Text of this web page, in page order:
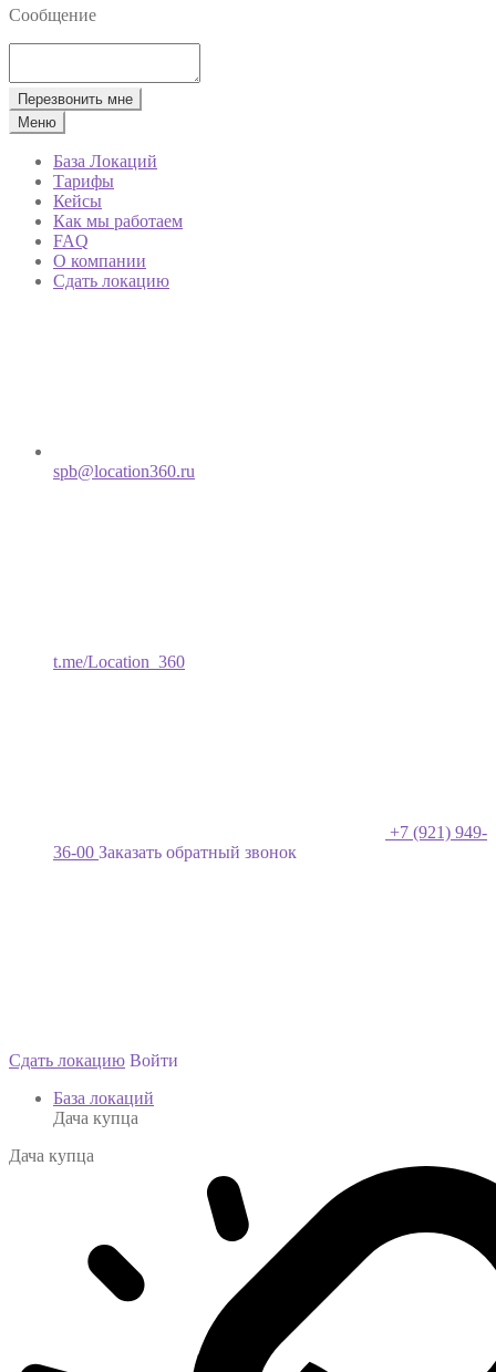
Сообщение
Перезвонить мне
Меню
База Локаций
Тарифы
Кейсы
Как мы работаем
FAQ
О компании
Сдать локацию
spb@location360.ru
t.me/Location_360
+7 (921) 949-
36-00 Заказать обратный звонок
Сдать локацию Войти
База локаций
Дача купца
Дача купца